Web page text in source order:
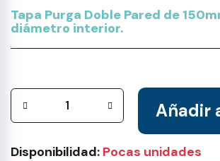
Tapa Purga Doble Pared de
diámetro interior.
Añadir
Disponibilidad: Pocas unidades